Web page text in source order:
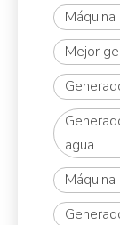
Mejor
agua